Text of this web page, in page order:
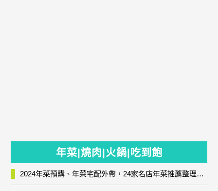
年菜|燒肉|火鍋|吃到飽
2024年菜預購、年菜宅配外帶，24家名店年菜推薦整理，圍爐輕鬆上菜團圓趣